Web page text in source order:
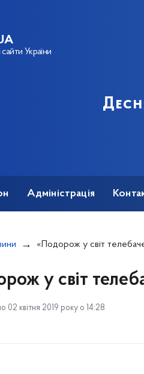
України
Адміністрація
«Подорож у світ
у світ
02 квітня 2019 року о 14:28